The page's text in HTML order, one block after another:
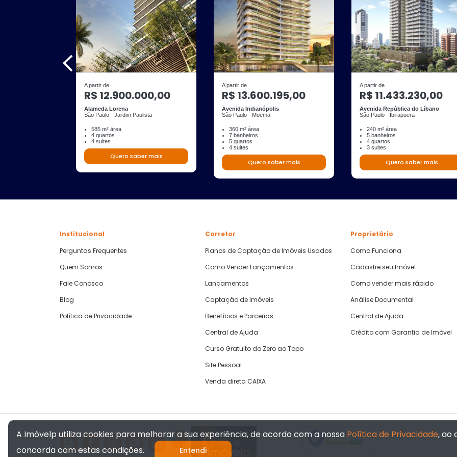
A partir de
R$ 12.900.000,00
Alameda Lorena
São Paulo - Jardim Paulista
585 m² área
4 quartos
4 suites
Quero saber mais
A partir de
R$ 13.600.195,00
Avenida Indianópolis
São Paulo - Moema
360 m² área
7 banheiros
5 quartos
4 suites
Quero saber mais
A partir de
R$ 11.433.230,00
Avenida República do Líbano
São Paulo - Ibirapuera
240 m² área
5 banheiros
4 quartos
3 suites
Quero saber mais
Institucional
Perguntas Frequentes
Quem Somos
Fale Conosco
Blog
Política de Privacidade
Corretor
Planos de Captação de Imóveis Usados
Como Vender Lançamentos
Lançamentos
Captação de Imóveis
Benefícios e Parcerias
Central de Ajuda
Curso Gratuito do Zero ao Topo
Site Pessoal
Venda direta CAIXA
Proprietário
Como Funciona
Cadastre seu Imóvel
Como vender mais rápido
Análise Documental
Central de Ajuda
Crédito com Garantia de Imóvel
Verificada por
A Imóvelp utiliza cookies para melhorar a sua experiência, de acordo com a nossa Política de Privacidade, ao
concorda com estas condições.
Entendi